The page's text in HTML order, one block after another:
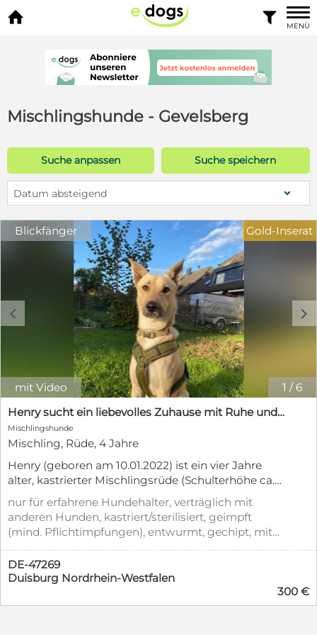
 
MENÜ
Mischlingshunde - Gevelsberg
Suche anpassen Suche speichern
Datum absteigend
Blickfänger
1 / 6
c d
mit Video
Gold-Inserat
Henry sucht ein liebevolles Zuhause mit Ruhe und Verlässlichkeit
Mischlingshunde
Mischling, Rüde, 4 Jahre
Henry (geboren am 10.01.2022) ist ein vier Jahre
alter, kastrierter Mischlingsrüde (Schulterhöhe ca.
53cm, Gewicht 20kg), der ein neues Zuhause
braucht, das seine Sensibilität, Achtsamkeit und
Intelligenz respektiert. Henry ist kein
Anfängerhund, sondern benötigt Menschen, die
ihm Führung, klare Strukturen, Orientierung und
Geduld bieten, damit er an Sicherheit gewinnen
kann und behutsam gefördert wird. Er ist verspielt,
nur für erfahrene Hundehalter, verträglich mit
anderen Hunden, kastriert/sterilisiert, geimpft
(mind. Pflichtimpfungen), entwurmt, gechipt, mit
EU-Heimtierausweis, aus dem Tierheim, Stubenrein
DE-47269
Duisburg Nordrhein-Westfalen
300 €